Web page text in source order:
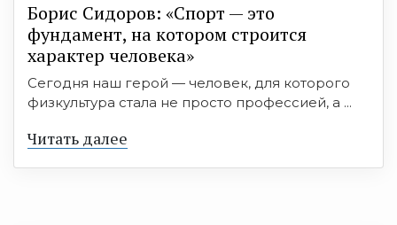
Борис Сидоров: «Спорт — это
фундамент, на котором строится
характер человека»
Сегодня наш герой — человек, для которого
физкультура стала не просто профессией, а ...
Читать далее